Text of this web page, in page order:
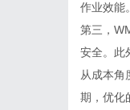
作业效能。
第三，
安全。此
从成本角
期，优化